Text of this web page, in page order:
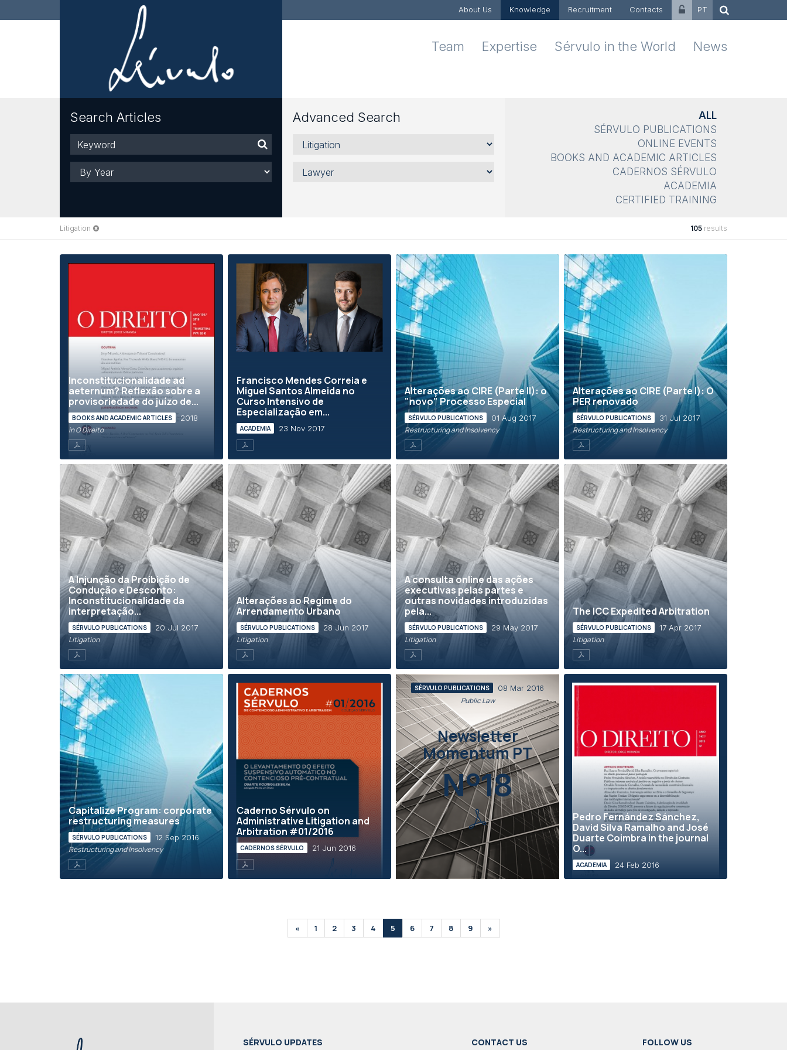
About Us Knowledge Recruitment Contacts PT
Team Expertise Sérvulo in the World News
Search Articles
Keyword
Year
Advanced Search
Areas,
Sectors
Services
Lawyer
ALL
SÉRVULO PUBLICATIONS
ONLINE EVENTS
BOOKS AND ACADEMIC ARTICLES
CADERNOS SÉRVULO
ACADEMIA
CERTIFIED TRAINING
Litigation 105results
Inconstitucionalidade ad
aeternum? Reflexão sobre a
provisoriedade do juízo de...
BOOKS AND ACADEMIC ARTICLES 2018
in O Direito
Francisco Mendes Correia e
Miguel Santos Almeida no
Curso Intensivo de
Especialização em...
ACADEMIA 23 Nov 2017
Alterações ao CIRE (Parte II): o
"novo" Processo Especial
SÉRVULO PUBLICATIONS 01 Aug 2017
Restructuring and Insolvency
Alterações ao CIRE (Parte I): O
PER renovado
SÉRVULO PUBLICATIONS 31 Jul 2017
Restructuring and Insolvency
A Injunção da Proibição de
Condução e Desconto:
Inconstitucionalidade da
interpretação...
SÉRVULO PUBLICATIONS 20 Jul 2017
Litigation
Alterações ao Regime do
Arrendamento Urbano
SÉRVULO PUBLICATIONS 28 Jun 2017
Litigation
A consulta online das ações
executivas pelas partes e
outras novidades introduzidas
pela...
SÉRVULO PUBLICATIONS 29 May 2017
Litigation
The ICC Expedited Arbitration
SÉRVULO PUBLICATIONS 17 Apr 2017
Litigation
Capitalize Program: corporate
restructuring measures
SÉRVULO PUBLICATIONS 12 Sep 2016
Restructuring and Insolvency
Caderno Sérvulo on
Administrative Litigation and
Arbitration #01/2016
CADERNOS SÉRVULO 21 Jun 2016
SÉRVULO PUBLICATIONS 08 Mar 2016
Public Law
Newsletter
Momentum PT
Nº18
Pedro Fernández Sánchez,
David Silva Ramalho and José
Duarte Coimbra in the journal
O...
ACADEMIA 24 Feb 2016
« 1 2 3 4 5 6 7 8 9 »
SÉRVULO UPDATES CONTACT US FOLLOW US